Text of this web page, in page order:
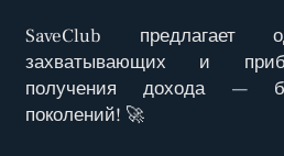
SaveClub
захватывающих и
получения дохода —
поколений! 🚀